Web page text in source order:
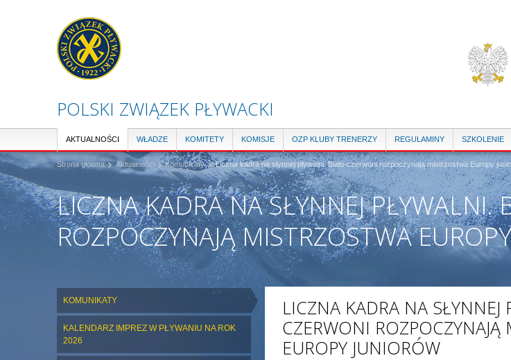
POLSKI ZWIĄZEK PŁYWACKI
AKTUALNOŚCI WŁADZE KOMITETY KOMISJE OZP KLUBY TRENERZY REGULAMINY SZKOLENIE
Strona główna Aktualności Komunikaty Liczna kadra na słynnej pływalni. Biało-czerwoni rozpoczynają mistrzostwa Europy
LICZNA KADRA NA SŁYNNEJ PŁYWALNI.
ROZPOCZYNAJĄ MISTRZOSTWA
KOMUNIKATY
KALENDARZ IMPREZ W PŁYWANIU NA ROK
2026
LICZNA KADRA NA SŁYNNEJ
CZERWONI ROZPOCZYNAJĄ
EUROPY JUNIORÓW